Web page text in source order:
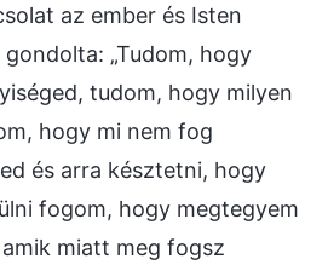
az ember és Isten
„Tudom, hogy
tudom, hogy milyen
hogy mi nem fog
és arra késztetni, hogy
fogom, hogy megtegyem
miatt meg fogsz